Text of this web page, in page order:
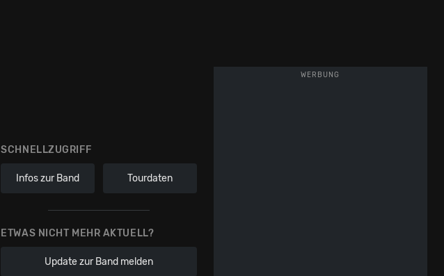
WERBUNG
SCHNELLZUGRIFF
Infos zur Band Tourdaten
ETWAS NICHT MEHR AKTUELL?
Update zur Band melden